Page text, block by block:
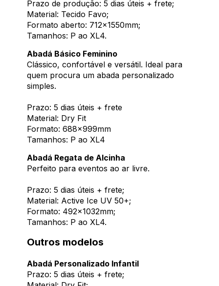
Prazo de produção: 5 dias úteis + frete;
Material: Tecido Favo;
Formato aberto: 712x1550mm;
Tamanhos: P ao XL4.
Abadá Básico Feminino
Clássico, confortável e versátil. Ideal para
quem procura um abada personalizado
simples.
Prazo: 5 dias úteis + frete
Material: Dry Fit
Formato: 688x999mm
Tamanhos: P ao XL4
Abadá Regata de Alcinha
Perfeito para eventos ao ar livre.
Prazo: 5 dias úteis + frete;
Material: Active Ice UV 50+;
Formato: 492x1032mm;
Tamanhos: P ao XL4.
Outros modelos
Abadá Personalizado Infantil
Prazo: 5 dias úteis + frete;